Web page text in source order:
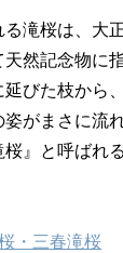
滝桜は、大
然記念物に
びた枝から
がまさに流
桜』と呼ばれ
・三春滝桜